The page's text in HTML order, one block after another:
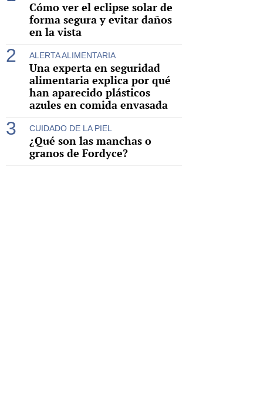
Cómo ver el eclipse solar de
forma segura y evitar daños
en la vista
ALERTA ALIMENTARIA
Una experta en seguridad
alimentaria explica por qué
han aparecido plásticos
azules en comida envasada
CUIDADO DE LA PIEL
¿Qué son las manchas o
granos de Fordyce?